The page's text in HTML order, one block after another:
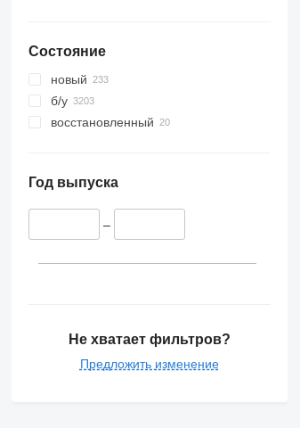
Состояние
новый
б/у
восстановленный
Год выпуска
–
Не хватает фильтров?
Предложить изменение